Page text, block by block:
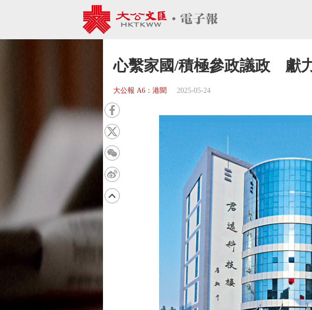
心繫家國/積極參政議政 獻
大公報 A6：港聞 2025-05-24